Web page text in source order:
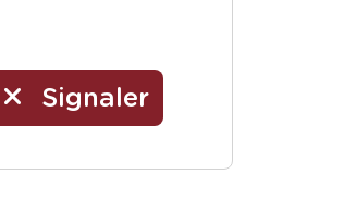
Signaler